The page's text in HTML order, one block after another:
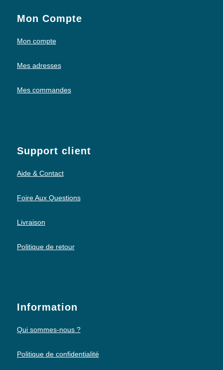
Mon Compte
Mon compte
Mes adresses
Mes commandes
Support client
Aide & Contact
Foire Aux Questions
Livraison
Politique de retour
Information
Qui sommes-nous ?
Politique de confidentialité